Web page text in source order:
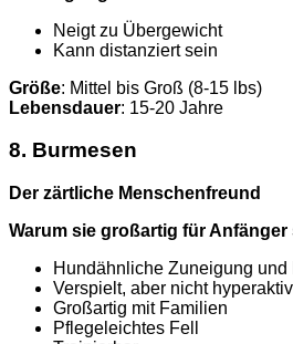
Neigt zu Übergewicht
Kann distanziert sein
Größe: Mittel bis Groß (8-15 lbs)
Lebensdauer: 15-20 Jahre
8. Burmesen
Der zärtliche Menschenfreund
Warum sie großartig für Anfänger
Hundähnliche Zuneigung und
Verspielt, aber nicht hyperaktiv
Großartig mit Familien
Pflegeleichtes Fell